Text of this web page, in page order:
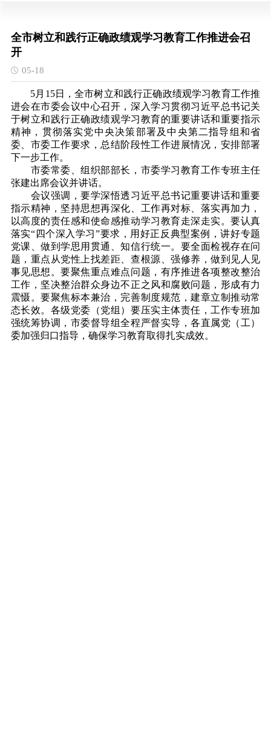
全市树立和践行正确政绩观学习教育工作推进会召
开
05-18
5月15日，全市树立和践行正确政绩观学习教育工作推
进会在市委会议中心召开，深入学习贯彻习近平总书记关
于树立和践行正确政绩观学习教育的重要讲话和重要指示
精神，贯彻落实党中央决策部署及中央第二指导组和省
委、市委工作要求，总结阶段性工作进展情况，安排部署
下一步工作。
市委常委、组织部部长，市委学习教育工作专班主任
张建出席会议并讲话。
会议强调，要学深悟透习近平总书记重要讲话和重要
指示精神，坚持思想再深化、工作再对标、落实再加力，
以高度的责任感和使命感推动学习教育走深走实。要认真
落实“四个深入学习”要求，用好正反典型案例，讲好专题
党课、做到学思用贯通、知信行统一。要全面检视存在问
题，重点从党性上找差距、查根源、强修养，做到见人见
事见思想。要聚焦重点难点问题，有序推进各项整改整治
工作，坚决整治群众身边不正之风和腐败问题，形成有力
震慑。要聚焦标本兼治，完善制度规范，建章立制推动常
态长效。各级党委（党组）要压实主体责任，工作专班加
强统筹协调，市委督导组全程严督实导，各直属党（工）
委加强归口指导，确保学习教育取得扎实成效。